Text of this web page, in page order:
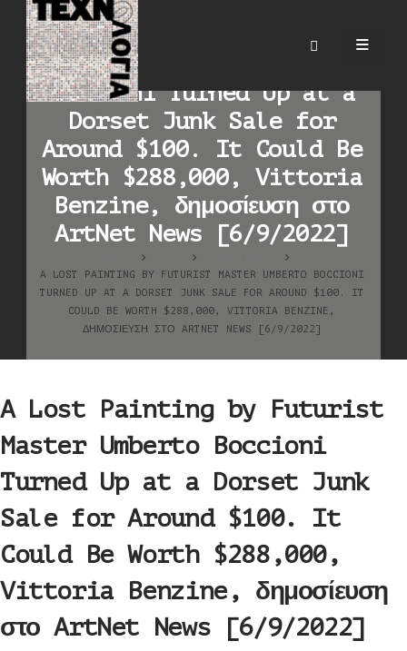
A Lost Painting by
Futurist Master Umberto
Boccioni Turned Up at a
Dorset Junk Sale for
Around $100. It Could Be
Worth $288,000, Vittoria
Benzine, δημοσίευση στο
ArtNet News [6/9/2022]
A LOST PAINTING BY FUTURIST MASTER UMBERTO BOCCIONI
TURNED UP AT A DORSET JUNK SALE FOR AROUND $100. IT
COULD BE WORTH $288,000, VITTORIA BENZINE,
ΔΗΜΟΣΊΕΥΣΗ ΣΤΟ ARTNET NEWS [6/9/2022]
A Lost Painting by Futurist
Master Umberto Boccioni
Turned Up at a Dorset Junk
Sale for Around $100. It
Could Be Worth $288,000,
Vittoria Benzine, δημοσίευση
στο ArtNet News [6/9/2022]